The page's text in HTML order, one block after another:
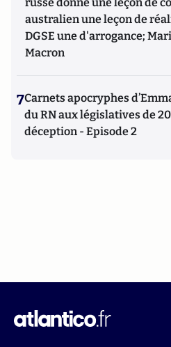
australien une leçon de
DGSE une d'arrogance;
Macron
7Carnets apocryphes
du RN aux législatives de
déception - Episode 2